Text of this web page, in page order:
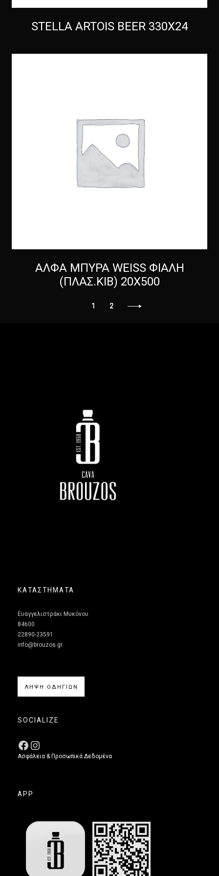
STELLA ARTOIS BEER 330X24
ΑΛΦΑ ΜΠΥΡΑ WEISS ΦΙΑΛΗ
(ΠΛΑΣ.ΚΙΒ) 20Χ500
1 2
ΚΑΤΑΣΤΗΜΑΤΑ
Ευαγγελιστράκι Μυκόνου
84600
22890-23591
info@brouzos.gr
ΛΗΨΗ ΟΔΗΓΙΩΝ
SOCIALIZE
Ασφάλεια & Προσωπικά Δεδομένα
APP